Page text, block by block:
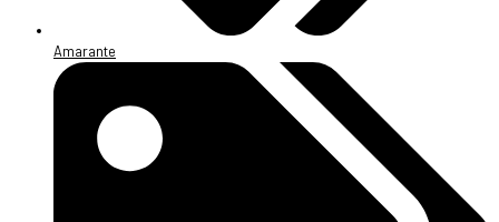
Amarante